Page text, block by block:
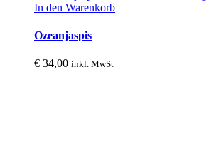
In den Warenkorb
Ozeanjaspis
€ 34,00 inkl. MwSt